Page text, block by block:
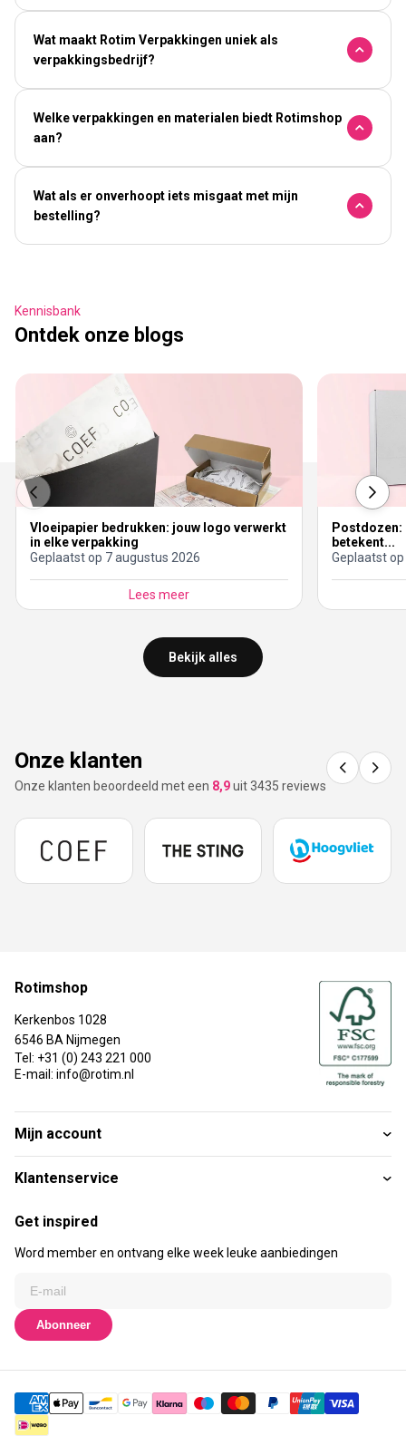
Wat maakt Rotim Verpakkingen uniek als
verpakkingsbedrijf?
Welke verpakkingen en materialen biedt Rotimshop
aan?
Wat als er onverhoopt iets misgaat met mijn
bestelling?
Kennisbank
Ontdek onze blogs
Vloeipapier bedrukken: jouw logo verwerkt
in elke verpakking
Geplaatst op 7 augustus 2026
Lees meer
betekent...
Geplaatst
Bekijk alles
Onze klanten
Onze klanten beoordeeld met een 8,9uit 3435 reviews
Rotimshop
Kerkenbos 1028
6546 BA Nijmegen
Tel: +31 (0) 243 221 000
E-mail: info@rotim.nl
Mijn account
Klantenservice
Get inspired
Word member en ontvang elke week leuke aanbiedingen
Abonneer